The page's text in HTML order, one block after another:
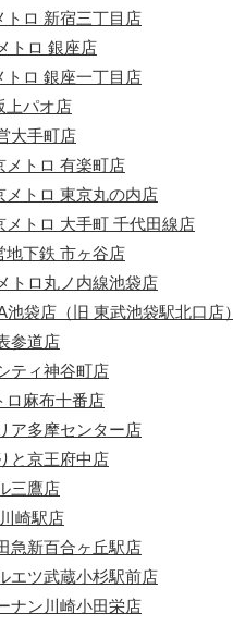
トロ 新宿三丁目店
トロ 銀座店
トロ 銀座一丁目店
上パオ店
大手町店
メトロ 有楽町店
メトロ 東京丸の内店
メトロ 大手町 千代田線店
地下鉄 市ヶ谷店
トロ丸ノ内線池袋店
袋店（旧 東武池袋駅北口店）
参道店
ティ神谷町店
ロ麻布十番店
ア多摩センター店
と京王府中店
三鷹店
崎駅店
急新百合ヶ丘駅店
エツ武蔵小杉駅前店
ナン川崎小田栄店